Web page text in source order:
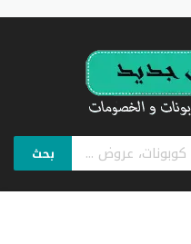
بحث